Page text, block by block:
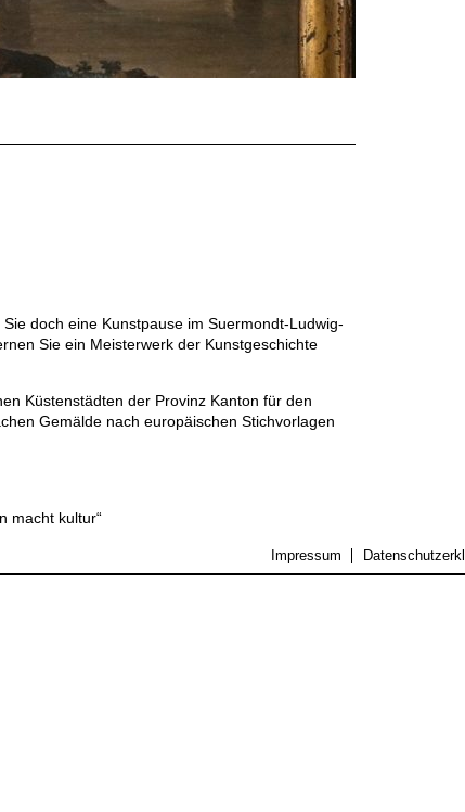
doch eine Kunstpause im Suermondt-Ludwig-
Sie ein Meisterwerk der Kunstgeschichte
Küstenstädten der Provinz Kanton für den
Gemälde nach europäischen Stichvorlagen
macht kultur“
Impressum